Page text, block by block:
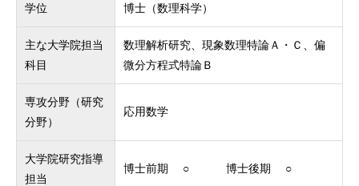
学位 博士（数理科学）
主な大学院担当
科目
数理解析研究、現象数理特論Ａ・Ｃ、偏
微分方程式特論Ｂ
専攻分野（研究
分野）
応用数学
大学院研究指導
担当
博士前期 ○ 博士後期 ○